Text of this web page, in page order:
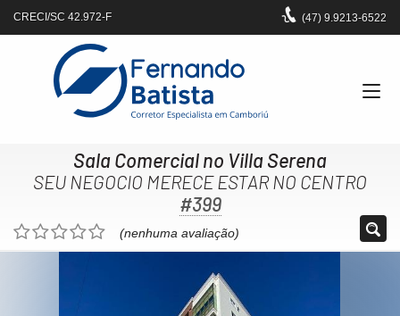
CRECI/SC 42.972-F (47) 9.9213-6522
Sala Comercial no Villa Serena
SEU NEGOCIO MERECE ESTAR NO CENTRO
#399
(nenhuma avaliação)